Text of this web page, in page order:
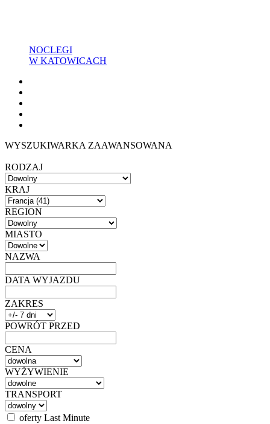
NOCLEGI
W KATOWICACH
WYSZUKIWARKA ZAAWANSOWANA
RODZAJ
KRAJ
REGION
MIASTO
NAZWA
DATA WYJAZDU
ZAKRES
POWRÓT PRZED
CENA
WYŻYWIENIE
TRANSPORT
oferty Last Minute